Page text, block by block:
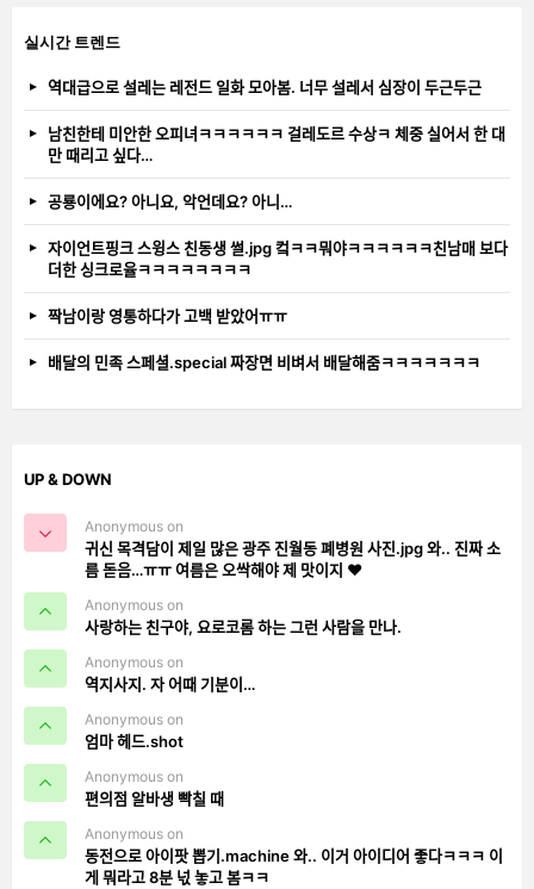
실시간 트렌드
역대급으로 설레는 레전드 일화 모아봄. 너무 설레서 심장이 두근두근
남친한테 미안한 오피녀ㅋㅋㅋㅋㅋㅋ 걸레도르 수상ㅋ 체중 실어서 한 대
만 때리고 싶다…
공룡이에요? 아니요, 악언데요? 아니…
자이언트핑크 스윙스 친동생 썰.jpg 컼ㅋㅋ뭐야ㅋㅋㅋㅋㅋㅋ친남매 보다
더한 싱크로율ㅋㅋㅋㅋㅋㅋㅋㅋ
짝남이랑 영통하다가 고백 받았어ㅠㅠ
배달의 민족 스페셜.special 짜장면 비벼서 배달해줌ㅋㅋㅋㅋㅋㅋㅋ
UP & DOWN
Anonymous on
귀신 목격담이 제일 많은 광주 진월동 폐병원 사진.jpg 와.. 진짜 소
름 돋음…ㅠㅠ 여름은 오싹해야 제 맛이지 ❤️
Anonymous on
사랑하는 친구야, 요로코롬 하는 그런 사람을 만나.
Anonymous on
역지사지. 자 어때 기분이…
Anonymous on
엄마 헤드.shot
Anonymous on
편의점 알바생 빡칠 때
Anonymous on
동전으로 아이팟 뽑기.machine 와.. 이거 아이디어 좋다ㅋㅋㅋ 이
게 뭐라고 8분 넋 놓고 봄ㅋㅋ